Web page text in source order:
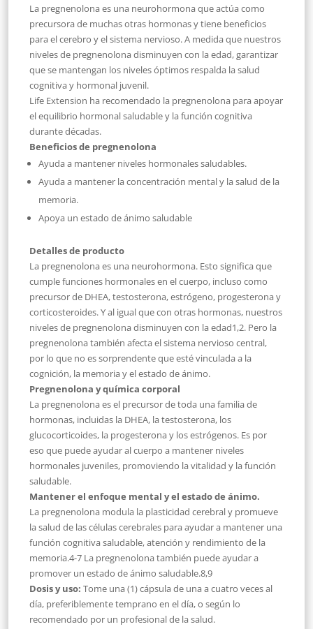
La pregnenolona es una neurohormona que actúa como
precursora de muchas otras hormonas y tiene beneficios
para el cerebro y el sistema nervioso. A medida que nuestros
niveles de pregnenolona disminuyen con la edad, garantizar
que se mantengan los niveles óptimos respalda la salud
cognitiva y hormonal juvenil.
Life Extension ha recomendado la pregnenolona para apoyar
el equilibrio hormonal saludable y la función cognitiva
durante décadas.
Beneficios de pregnenolona
Ayuda a mantener niveles hormonales saludables.
Ayuda a mantener la concentración mental y la salud de la
memoria.
Apoya un estado de ánimo saludable
Detalles de producto
La pregnenolona es una neurohormona. Esto significa que
cumple funciones hormonales en el cuerpo, incluso como
precursor de DHEA, testosterona, estrógeno, progesterona y
corticosteroides. Y al igual que con otras hormonas, nuestros
niveles de pregnenolona disminuyen con la edad1,2. Pero la
pregnenolona también afecta el sistema nervioso central,
por lo que no es sorprendente que esté vinculada a la
cognición, la memoria y el estado de ánimo.
Pregnenolona y química corporal
La pregnenolona es el precursor de toda una familia de
hormonas, incluidas la DHEA, la testosterona, los
glucocorticoides, la progesterona y los estrógenos. Es por
eso que puede ayudar al cuerpo a mantener niveles
hormonales juveniles, promoviendo la vitalidad y la función
saludable.
Mantener el enfoque mental y el estado de ánimo.
La pregnenolona modula la plasticidad cerebral y promueve
la salud de las células cerebrales para ayudar a mantener una
función cognitiva saludable, atención y rendimiento de la
memoria.4-7 La pregnenolona también puede ayudar a
promover un estado de ánimo saludable.8,9
Dosis y uso:Tome una (1) cápsula de una a cuatro veces al
día, preferiblemente temprano en el día, o según lo
recomendado por un profesional de la salud.